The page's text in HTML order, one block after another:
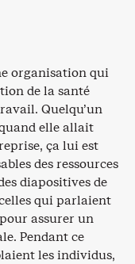
organisation qui
de la santé
Quelqu’un
elle allait
ça lui est
des ressources
diapositives de
qui parlaient
assurer un
Pendant ce
les individus,